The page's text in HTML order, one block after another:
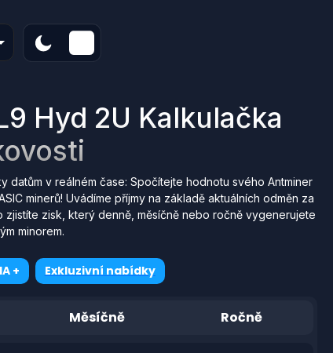
Hyd 2U Kalkulačka
datům v reálném čase: Spočítejte hodnotu svého Antminer
minerů! Uvádíme příjmy na základě aktuálních odměn za
zisk, který denně, měsíčně nebo ročně vygenerujete
minorem.
+ Exkluzivní nabídky
Měsíčně Ročně